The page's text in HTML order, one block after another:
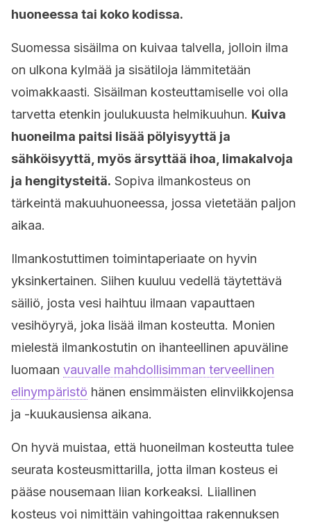
huoneessa tai koko kodissa.
Suomessa sisäilma on kuivaa talvella, jolloin ilma
on ulkona kylmää ja sisätiloja lämmitetään
voimakkaasti. Sisäilman kosteuttamiselle voi olla
tarvetta etenkin joulukuusta helmikuuhun. Kuiva
huoneilma paitsi lisää pölyisyyttä ja
sähköisyyttä, myös ärsyttää ihoa, limakalvoja
ja hengitysteitä. Sopiva ilmankosteus on
tärkeintä makuuhuoneessa, jossa vietetään paljon
aikaa.
Ilmankostuttimen toimintaperiaate on hyvin
yksinkertainen. Siihen kuuluu vedellä täytettävä
säiliö, josta vesi haihtuu ilmaan vapauttaen
vesihöyryä, joka lisää ilman kosteutta. Monien
mielestä ilmankostutin on ihanteellinen apuväline
luomaan vauvalle mahdollisimman terveellinen
elinympäristö hänen ensimmäisten elinviikkojensa
ja -kuukausiensa aikana.
On hyvä muistaa, että huoneilman kosteutta tulee
seurata kosteusmittarilla, jotta ilman kosteus ei
pääse nousemaan liian korkeaksi. Liiallinen
kosteus voi nimittäin vahingoittaa rakennuksen